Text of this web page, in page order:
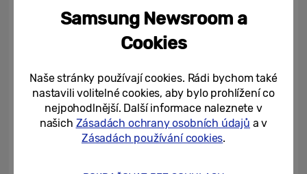
Vyspělý filtrační systém HEPA
K inteligentnímu a výkonnému vysavači
vypouštění vzduchu z vysavače spolehlivě
zachytává prachové částice. Vysavač
Bespoke AI Jet Ultra je vybaven vícevrstvou
filtrací, která i jemný prach zachytí bez
Samsung Newsroom a
Cookies
Naše stránky používají cookies. Rádi bychom také
nastavili volitelné cookies, aby bylo prohlížení co
nejpohodlnější. Další informace naleznete v
našich Zásadách ochrany osobních údajů a v
Zásadách používání cookies.